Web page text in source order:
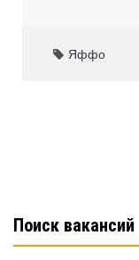
e
Яффо
Поиск вакансий